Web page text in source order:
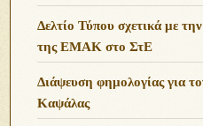
Δελτίο Τύπου σχετικά με
της ΕΜΑΚ στο ΣτΕ
Διάψευση φημολογίας για
Καψάλας